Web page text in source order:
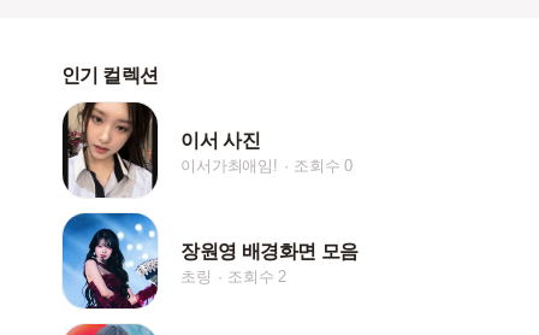
인기 컬렉션
이서 사진
이서가최애임! 조회수 0
장원영 배경화면 모음
초링 조회수 2